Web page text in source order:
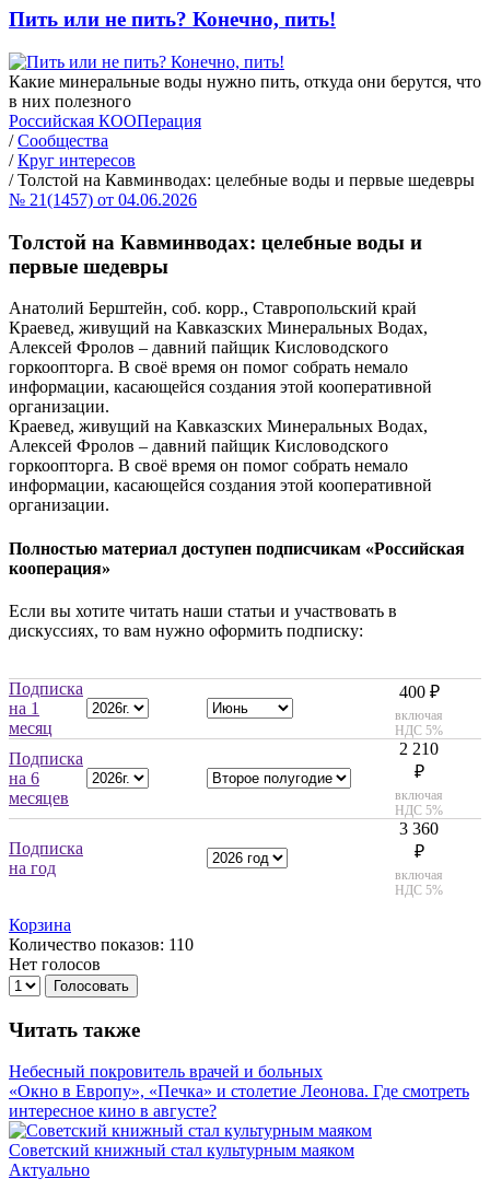
Пить или не пить? Конечно, пить!
Какие минеральные воды нужно пить, откуда они берутся, что
в них полезного
Российская КООПерация
/ Сообщества
/ Круг интересов
/ Толстой на Кавминводах: целебные воды и первые шедевры
№ 21(1457) от 04.06.2026
Толстой на Кавминводах: целебные воды и
первые шедевры
Анатолий Берштейн, соб. корр., Ставропольский край
Краевед, живущий на Кавказских Минеральных Водах,
Алексей Фролов – давний пайщик Кисловодского
горкоопторга. В своё время он помог собрать немало
информации, касающейся создания этой кооперативной
организации.
Краевед, живущий на Кавказских Минеральных Водах,
Алексей Фролов – давний пайщик Кисловодского
горкоопторга. В своё время он помог собрать немало
информации, касающейся создания этой кооперативной
организации.
Полностью материал доступен подписчикам «Российская
кооперация»
Если вы хотите читать наши статьи и участвовать в
дискуссиях, то вам нужно оформить подписку:
Подписка
на 1
месяц
400 ₽
включая
НДС 5%
Подписка
на 6
месяцев
2 210
₽
включая
НДС 5%
Подписка
на год
3 360
₽
включая
НДС 5%
Корзина
Количество показов: 110
Нет голосов
Голосовать
Читать также
Небесный покровитель врачей и больных
«Окно в Европу», «Печка» и столетие Леонова. Где смотреть
интересное кино в августе?
Советский книжный стал культурным маяком
Актуально